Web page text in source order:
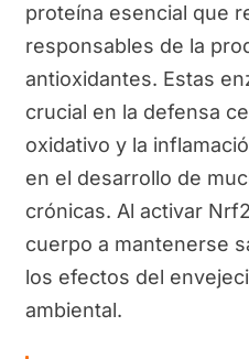
proteína esencial que
responsables de la
antioxidantes. Estas
crucial en la defensa
oxidativo y la
en el desarrollo de
crónicas. Al activar
cuerpo a mantenerse
los efectos del
ambiental.